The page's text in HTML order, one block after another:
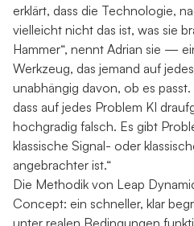
erklärt, dass die Technologie,
vielleicht nicht das ist, was sie
Hammer“, nennt Adrian sie —
Werkzeug, das jemand auf
unabhängig davon, ob es
dass auf jedes Problem KI
hochgradig falsch. Es gibt
klassische Signal- oder
angebrachter ist.“
Die Methodik von Leap
Concept: ein schneller, klar
unter realen Bedingungen